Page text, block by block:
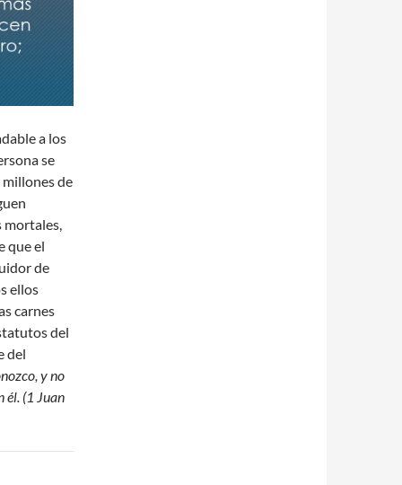
a los
se
de
mortales,
que el
de
ellos
carnes
del
del
y no
él. (1 Juan